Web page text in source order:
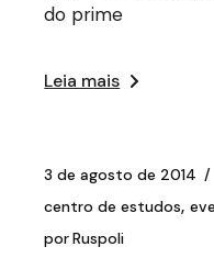
do prime
Leia mais
3 de agosto de 2014
centro de estudos
porRuspoli